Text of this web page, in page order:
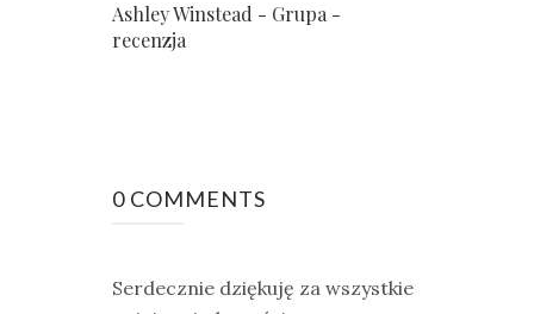
Ashley Winstead - Grupa -
recenzja
0 COMMENTS
Serdecznie dziękuję za wszystkie